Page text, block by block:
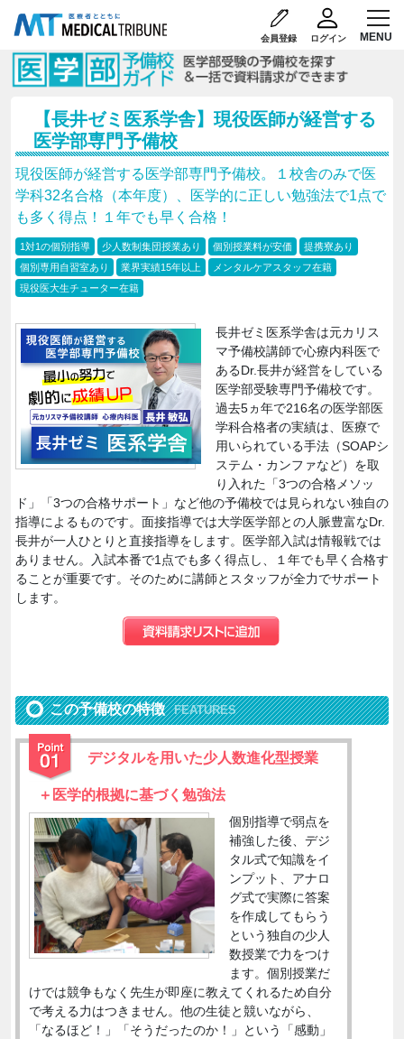
会員登録 ログイン
【長井ゼミ医系学舎】現役医師が経営する
医学部専門予備校
現役医師が経営する医学部専門予備校。１校舎のみで医
学科32名合格（本年度）、医学的に正しい勉強法で1点で
も多く得点！１年でも早く合格！
1対1の個別指導 少人数制集団授業あり 個別授業料が安価
提携寮あり
個別専用自習室あり
業界実績15年以上
メンタルケアスタッフ在籍
現役医大生チューター在籍
長井ゼミ医系学舎は元カリス
マ予備校講師で心療内科医で
あるDr.長井が経営をしている
医学部受験専門予備校です。
過去5ヵ年で216名の医学部医
学科合格者の実績は、医療で
用いられている手法（SOAPシ
ステム・カンファなど）を取
り入れた「3つの合格メソッ
ド」「3つの合格サポート」など他の予備校では見られない独自の
指導によるものです。面接指導では大学医学部との人脈豊富なDr.
長井が一人ひとりと直接指導をします。医学部入試は情報戦では
ありません。入試本番で1点でも多く得点し、１年でも早く合格す
ることが重要です。そのために講師とスタッフが全力でサポート
します。
この予備校の特徴 FEATURES
デジタルを用いた少人数進化型授業
＋医学的根拠に基づく勉強法
個別指導で弱点を
補強した後、デジ
タル式で知識をイ
ンプット、アナロ
グ式で実際に答案
を作成してもらう
という独自の少人
数授業で力をつけ
ます。個別授業だ
けでは競争もなく先生が即座に教えてくれるため自分
で考える力はつきません。他の生徒と競いながら、
「なるほど！」「そうだったのか！」という「感動」